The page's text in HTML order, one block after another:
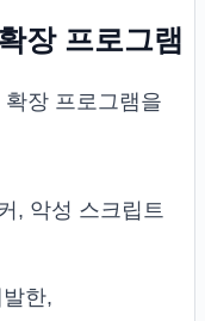
장 프로그램
장 프로그램을
, 악성 스크립트
한,